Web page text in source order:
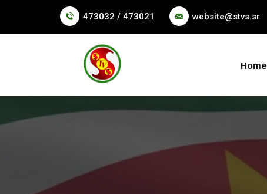
473032 / 473021 website@stvs.sr
Home